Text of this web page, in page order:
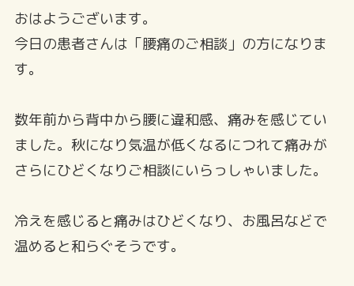
おはようございます。
今日の患者さんは「腰痛のご相談」の方になりま
す。
数年前から背中から腰に違和感、痛みを感じてい
ました。秋になり気温が低くなるにつれて痛みが
さらにひどくなりご相談にいらっしゃいました。
冷えを感じると痛みはひどくなり、お風呂などで
温めると和らぐそうです。